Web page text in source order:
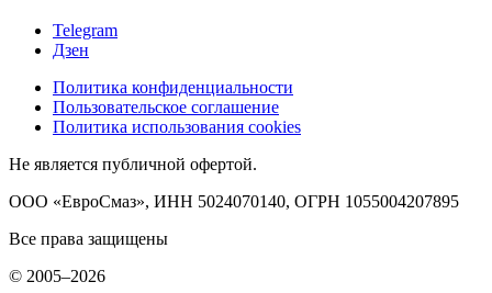
Telegram
Дзен
Политика конфиденциальности
Пользовательское соглашение
Политика использования cookies
Не является публичной офертой.
ООО «ЕвроСмаз», ИНН 5024070140, ОГРН 1055004207895
Все права защищены
© 2005–2026